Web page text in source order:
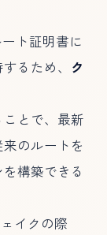
ト証明書に
るため、 ク
とで、最新
のルートを
構築できる
イクの際